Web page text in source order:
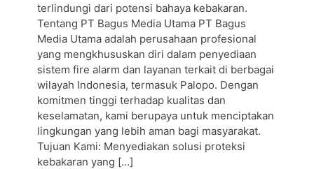
terlindungi dari potensi bahaya kebakaran.
Tentang PT Bagus Media Utama PT Bagus
Media Utama adalah perusahaan profesional
yang mengkhususkan diri dalam penyediaan
sistem fire alarm dan layanan terkait di berbagai
wilayah Indonesia, termasuk Palopo. Dengan
komitmen tinggi terhadap kualitas dan
keselamatan, kami berupaya untuk menciptakan
lingkungan yang lebih aman bagi masyarakat.
Tujuan Kami: Menyediakan solusi proteksi
kebakaran yang […]